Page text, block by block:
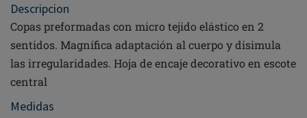
Descripcion
Copas preformadas con micro tejido elástico en 2
sentidos. Magnífica adaptación al cuerpo y disimula
las irregularidades. Hoja de encaje decorativo en escote
central
Medidas